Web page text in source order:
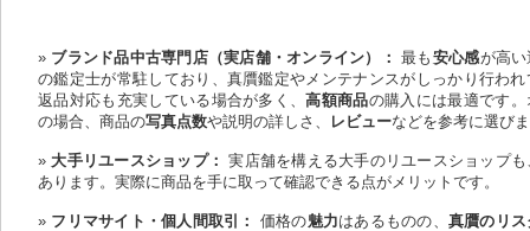
ブランド品中古専門店（実店舗・オンライン）： 最も 安心感が高
の鑑定士が常駐しており、真贋鑑定やメンテナンスがしっかり行わ
返品対応も充実している場合が多く、高額商品の購入には最適です
の場合、商品の写真点数や説明の詳しさ、 レビューなどを参考に選び
大手リユースショップ： 実店舗を構える大手のリユースショップ
あります。実際に商品を手に取って確認できる点がメリットです。
フリマサイト・個人間取引： 価格の魅力はあるものの、 真贋のリス